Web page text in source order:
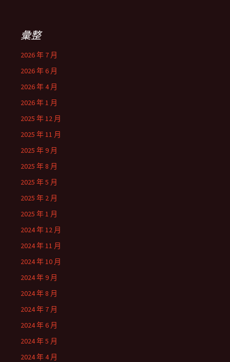
彙整
2026 年 7 月
2026 年 6 月
2026 年 4 月
2026 年 1 月
2025 年 12 月
2025 年 11 月
2025 年 9 月
2025 年 8 月
2025 年 5 月
2025 年 2 月
2025 年 1 月
2024 年 12 月
2024 年 11 月
2024 年 10 月
2024 年 9 月
2024 年 8 月
2024 年 7 月
2024 年 6 月
2024 年 5 月
2024 年 4 月